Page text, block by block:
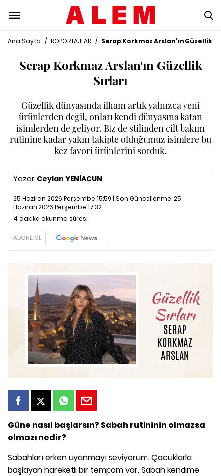
Ana Sayfa / RÖPORTAJLAR / Serap Korkmaz Arslan'ın Güzellik
Serap Korkmaz Arslan'ın Güzellik
Sırları
Güzellik dünyasında ilham artık yalnızca yeni
ürünlerden değil, onları kendi dünyasına katan
isimlerden de geliyor. Biz de stilinden cilt bakım
rutinine kadar yakın takipte olduğumuz isimlere bu
kez favori ürünlerini sorduk.
Yazar: Ceylan YENİACUN
25 Haziran 2026 Perşembe 15:59 | Son Güncellenme:25
Haziran 2026 Perşembe 17:32
4 dakika okunma süresi
ABONE OL
Güne nasıl başlarsın? Sabah rutininin olmazsa
olmazı nedir?
Sabahları erken uyanmayı seviyorum. Çocuklarla
başlayan hareketli bir tempom var. Sabah kendime